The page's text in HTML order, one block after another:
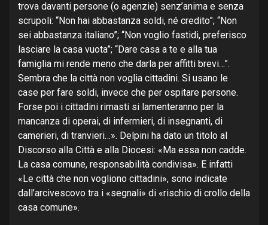
trova davanti persone (o agenzie) senz’anima e senza
scrupoli: “Non hai abbastanza soldi, né credito”; “Non
sei abbastanza italiano”; “Non voglio fastidi, preferisco
lasciare la casa vuota”; “Dare casa a te e alla tua
famiglia mi rende meno che darla per affitti brevi…”.
Sembra che la città non voglia cittadini. Si usano le
case per fare soldi, invece che per ospitare persone.
Forse poi i cittadini rimasti si lamenteranno per la
mancanza di operai, di infermieri, di insegnanti, di
camerieri, di tranvieri…». Delpini ha dato un titolo al
Discorso alla Città e alla Diocesi: «Ma essa non cadde.
La casa comune, responsabilità condivisa». E infatti
«Le città che non vogliono cittadini», sono indicate
dall’arcivescovo tra i «segnali» di «rischio di crollo della
casa comune».